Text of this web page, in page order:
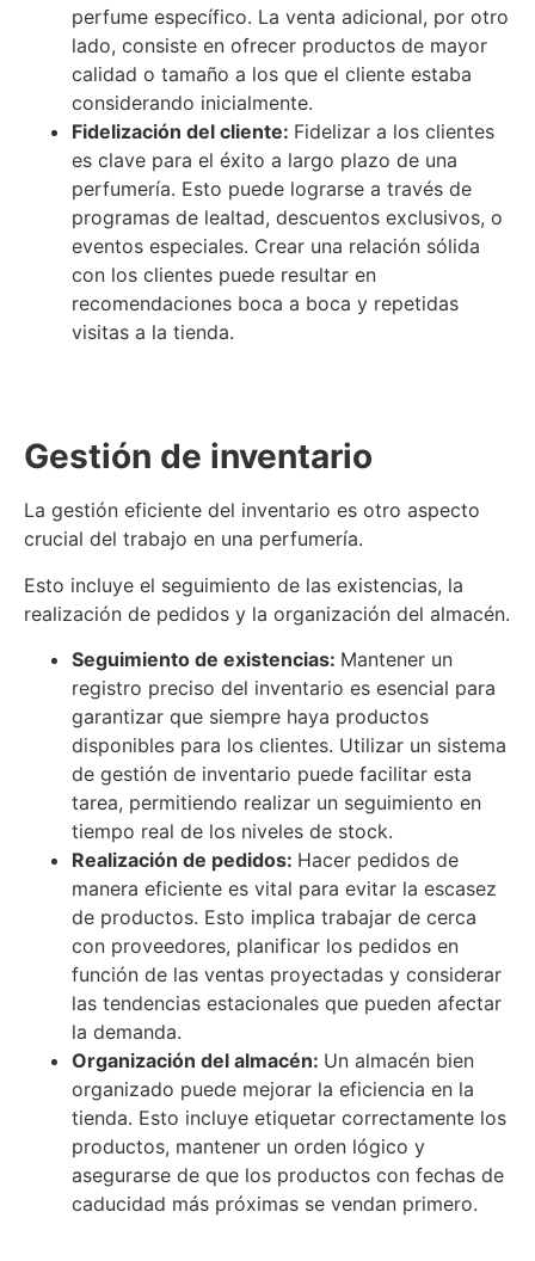
perfume específico. La venta adicional, por otro
lado, consiste en ofrecer productos de mayor
calidad o tamaño a los que el cliente estaba
considerando inicialmente.
Fidelización del cliente: Fidelizar a los clientes
es clave para el éxito a largo plazo de una
perfumería. Esto puede lograrse a través de
programas de lealtad, descuentos exclusivos, o
eventos especiales. Crear una relación sólida
con los clientes puede resultar en
recomendaciones boca a boca y repetidas
visitas a la tienda.
Gestión de inventario
La gestión eficiente del inventario es otro aspecto
crucial del trabajo en una perfumería.
Esto incluye el seguimiento de las existencias, la
realización de pedidos y la organización del almacén.
Seguimiento de existencias: Mantener un
registro preciso del inventario es esencial para
garantizar que siempre haya productos
disponibles para los clientes. Utilizar un sistema
de gestión de inventario puede facilitar esta
tarea, permitiendo realizar un seguimiento en
tiempo real de los niveles de stock.
Realización de pedidos: Hacer pedidos de
manera eficiente es vital para evitar la escasez
de productos. Esto implica trabajar de cerca
con proveedores, planificar los pedidos en
función de las ventas proyectadas y considerar
las tendencias estacionales que pueden afectar
la demanda.
Organización del almacén: Un almacén bien
organizado puede mejorar la eficiencia en la
tienda. Esto incluye etiquetar correctamente los
productos, mantener un orden lógico y
asegurarse de que los productos con fechas de
caducidad más próximas se vendan primero.